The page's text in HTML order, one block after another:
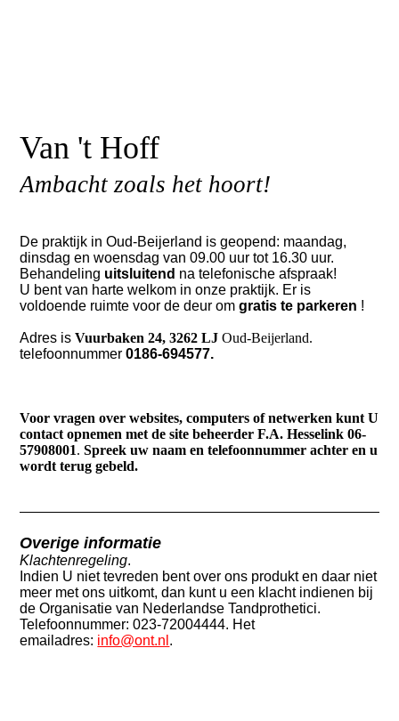
Van 't Hoff
Ambacht zoals het hoort!
De praktijk in Oud-Beijerland is geopend: maandag,
dinsdag en woensdag van 09.00 uur tot 16.30 uur.
Behandeling uitsluitend na telefonische afspraak!
U bent van harte welkom in onze praktijk. Er is
voldoende ruimte voor de deur omgratis te parkeren !
Adres isVuurbaken 24, 3262 LJOud-Beijerland.
telefoonnummer0186-694577.
Voor vragen over websites, computers of netwerken kunt U
contact opnemen met de site beheerder F.A. Hesselink 06-
57908001.Spreek uw naam en telefoonnummer achter en u
wordt terug gebeld.
Overige informatie
Klachtenregeling.
Indien U niet tevreden bent over ons produkt en daar niet
meer met ons uitkomt, dan kunt u een klacht indienen bij
de Organisatie van Nederlandse Tandprothetici.
Telefoonnummer: 023-72004444. Het
emailadres: info@ont.nl .